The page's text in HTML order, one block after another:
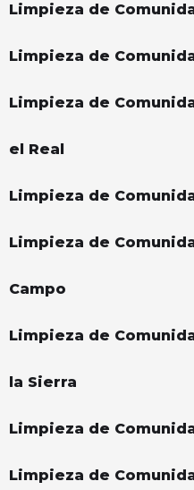
Limpieza de
Limpieza de
Limpieza de
el Real
Limpieza de
Limpieza de
Campo
Limpieza de
la Sierra
Limpieza de
Limpieza de